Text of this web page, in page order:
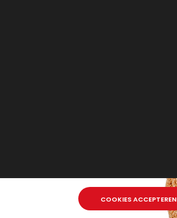
COOKIES ACCEPTEREN